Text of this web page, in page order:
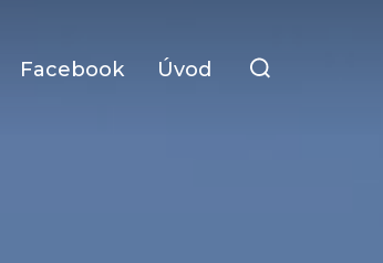
Facebook Úvod
for: